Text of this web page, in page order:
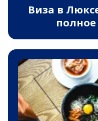
Виза в